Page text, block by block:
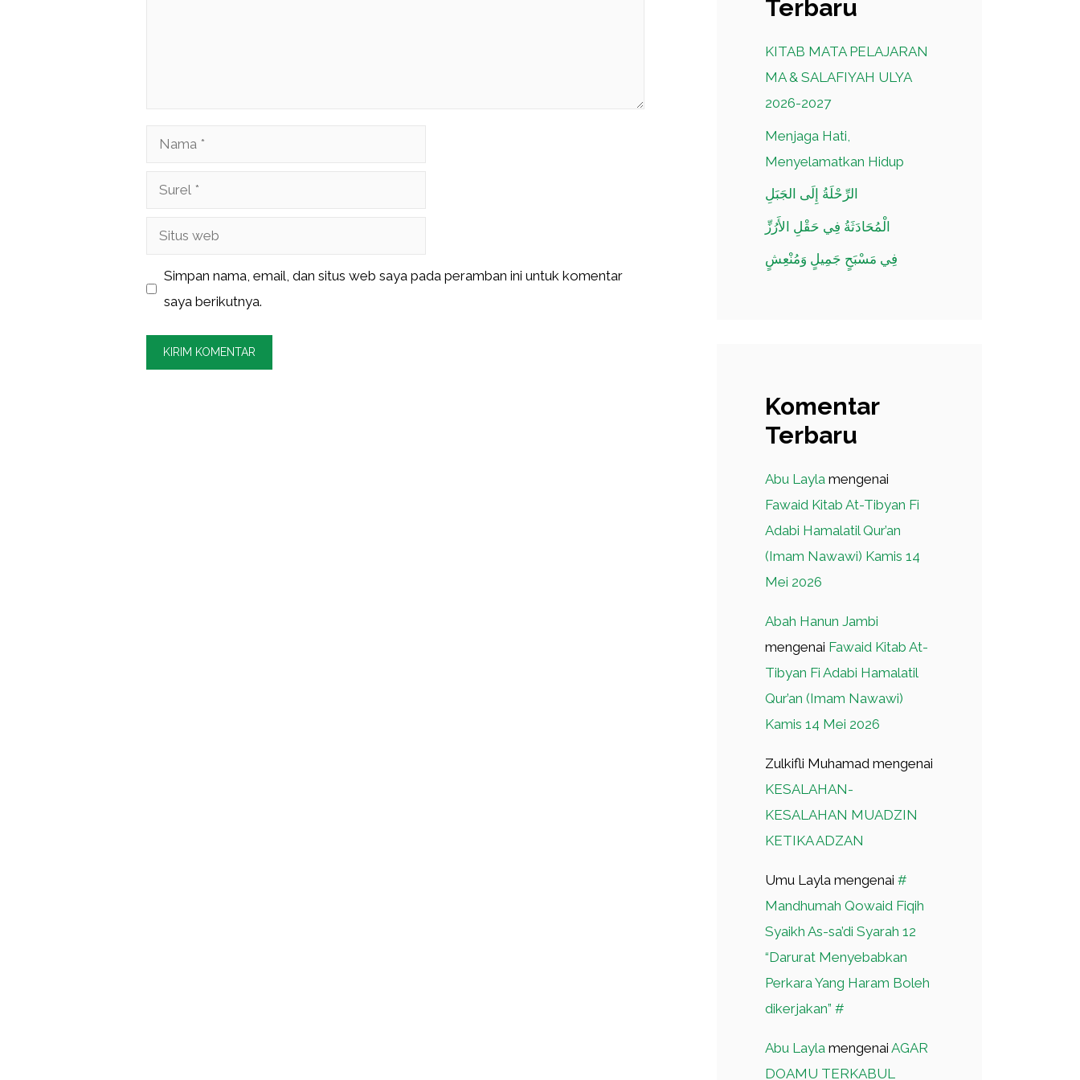
Nama
Surel
Situs
Simpan nama, email, dan situs web saya pada peramban ini untuk komentar
saya berikutnya.
Terbaru
KITAB MATA PELAJARAN
MA & SALAFIYAH ULYA
2026-2027
Menjaga Hati,
Menyelamatkan Hidup
الرِّحْلَةُ إِلَى الجَبَلِ
الْمُحَادَثَةُ فِي حَقْلِ الأَرُزِّ
فِي مَسْبَحٍ جَمِيلٍ وَمُنْعِشٍ
Komentar
Terbaru
Abu Layla mengenai
Fawaid Kitab At-Tibyan Fi
Adabi Hamalatil Qur’an
(Imam Nawawi) Kamis 14
Mei 2026
Abah Hanun Jambi
mengenai Fawaid Kitab At-
Tibyan Fi Adabi Hamalatil
Qur’an (Imam Nawawi)
Kamis 14 Mei 2026
Zulkifli Muhamad mengenai
KESALAHAN-
KESALAHAN MUADZIN
KETIKA ADZAN
Umu Layla mengenai #
Mandhumah Qowaid Fiqih
Syaikh As-sa’di Syarah 12
“Darurat Menyebabkan
Perkara Yang Haram Boleh
dikerjakan” #
Abu Layla mengenai AGAR
DOAMU TERKABUL